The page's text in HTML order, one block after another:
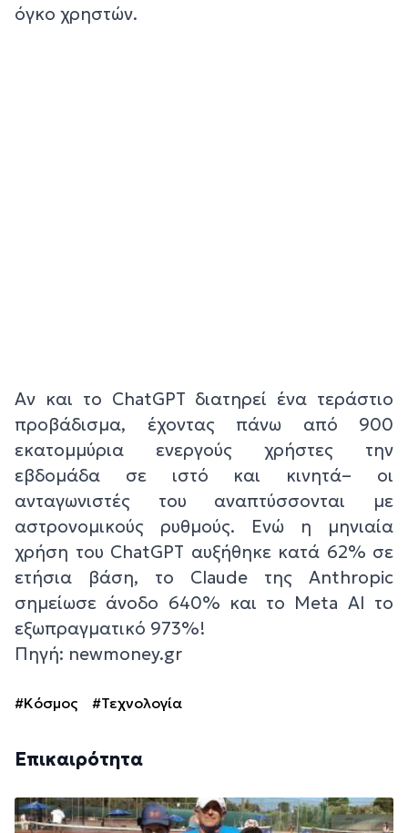
όγκο χρηστών.
Αν και το ChatGPT διατηρεί ένα τεράστιο
προβάδισμα, έχοντας πάνω από 900
εκατομμύρια ενεργούς χρήστες την
εβδομάδα σε ιστό και κινητά– οι
ανταγωνιστές του αναπτύσσονται με
αστρονομικούς ρυθμούς. Ενώ η μηνιαία
χρήση του ChatGPT αυξήθηκε κατά 62% σε
ετήσια βάση, το Claude της Anthropic
σημείωσε άνοδο 640% και το Meta AI το
εξωπραγματικό 973%!
Πηγή: newmoney.gr
#Κόσμος #Τεχνολογία
Επικαιρότητα